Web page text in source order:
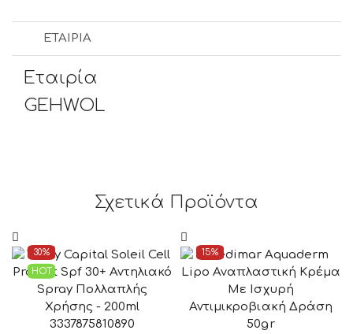
ΕΤΑΙΡΊΑ
Εταιρία
GEHWOL
Σχετικά Προϊόντα
30%
HOT
3337875810890
15%